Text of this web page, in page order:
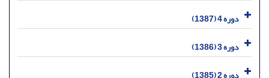
دوره 4 (1387)
دوره 3 (1386)